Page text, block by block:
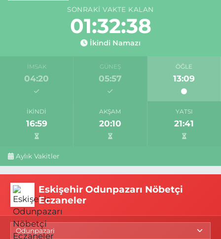
SONRAKI VAKTE KALAN
01:32:37
İkindi Namazı
İMSAK
04:20
GÜNEŞ
05:57
ÖĞLE
13:09
İKINDI
16:59
AKŞAM
20:10
YATSI
21:41
Aylık Vakitler
Eskişehir Odunpazarı Nöbetçi
Eczaneler